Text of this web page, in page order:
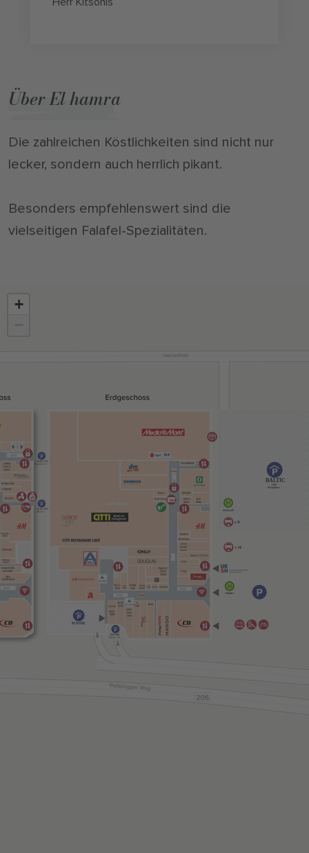
Über El hamra
Die zahlreichen Köstlichkeiten sind nicht nur
lecker, sondern auch herrlich pikant.
Besonders empfehlenswert sind die
vielseitigen Falafel-Spezialitäten.
Abfahrt
BALTIC
Parkplätze
HANSE
HANSE
Ebene 1-4
BALTIC
BALTIC
+